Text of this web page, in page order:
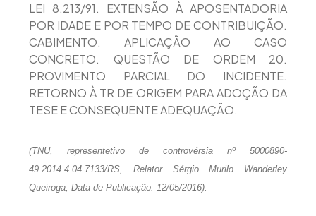
LEI 8.213/91. EXTENSÃO À APOSENTADORIA
POR IDADE E POR TEMPO DE CONTRIBUIÇÃO.
CABIMENTO. APLICAÇÃO AO CASO
CONCRETO. QUESTÃO DE ORDEM 20.
PROVIMENTO PARCIAL DO INCIDENTE.
RETORNO À TR DE ORIGEM PARA ADOÇÃO DA
TESE E CONSEQUENTE ADEQUAÇÃO.
(TNU, representetivo de controvérsia nº 5000890-
49.2014.4.04.7133/RS, Relator Sérgio Murilo Wanderley
Queiroga, Data de Publicação: 12/05/2016).